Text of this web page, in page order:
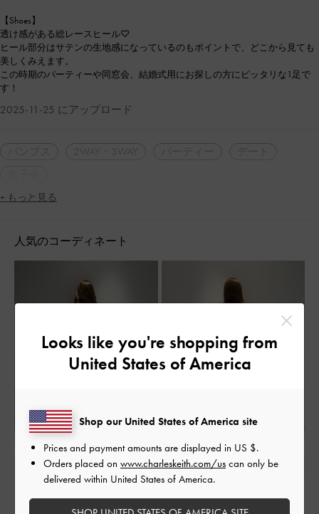
【Shoes】
透け感がある総レースヒール♡
ヒール部分はサテンの生地感になっているのもポイントで、どこから見ても
美しくみえます。
この時期のパーティーや同窓会、結婚式用にお探しの方にピッタリな1足で
す！
2025-11-25 にアップロード
+ もっと見る
人気のコーディネート
Looks like you're shopping from
United States of America
Shop our United States of America site
Prices and payment amounts are displayed in US $.
Orders placed on www.charleskeith.com/us can only be
delivered within United States of America.